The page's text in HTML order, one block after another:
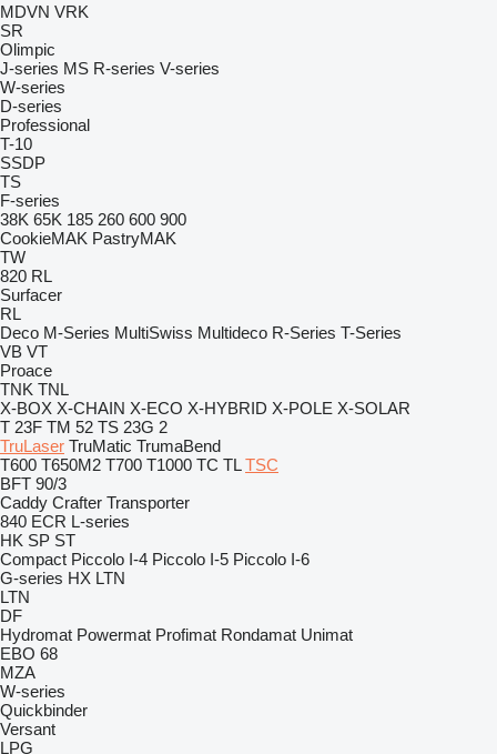
MDVN VRK
SR
Olimpic
J-series MS R-series V-series
W-series
D-series
Professional
T-10
SSDP
TS
F-series
38K 65K 185 260 600 900
CookieMAK PastryMAK
TW
820 RL
Surfacer
RL
Deco M-Series MultiSwiss Multideco R-Series T-Series
VB VT
Proace
TNK TNL
X-BOX X-CHAIN X-ECO X-HYBRID X-POLE X-SOLAR
T 23F TM 52 TS 23G 2
TruLaser TruMatic TrumaBend
T600 T650M2 T700 T1000 TC TL TSC
BFT 90/3
Caddy Crafter Transporter
840 ECR L-series
HK SP ST
Compact Piccolo I-4 Piccolo I-5 Piccolo I-6
G-series HX LTN
LTN
DF
Hydromat Powermat Profimat Rondamat Unimat
EBO 68
MZA
W-series
Quickbinder
Versant
LPG